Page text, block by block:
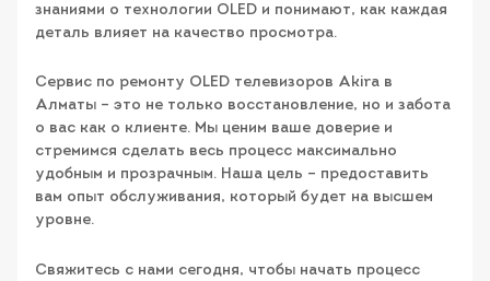
знаниями о технологии OLED и понимают, как каждая
деталь влияет на качество просмотра.
Сервис по ремонту OLED телевизоров Akira в
Алматы – это не только восстановление, но и забота
о вас как о клиенте. Мы ценим ваше доверие и
стремимся сделать весь процесс максимально
удобным и прозрачным. Наша цель – предоставить
вам опыт обслуживания, который будет на высшем
уровне.
Свяжитесь с нами сегодня, чтобы начать процесс